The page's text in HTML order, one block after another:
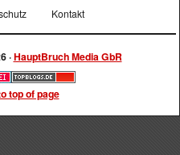
Kontakt
·HauptBruch Media GbR
top of page